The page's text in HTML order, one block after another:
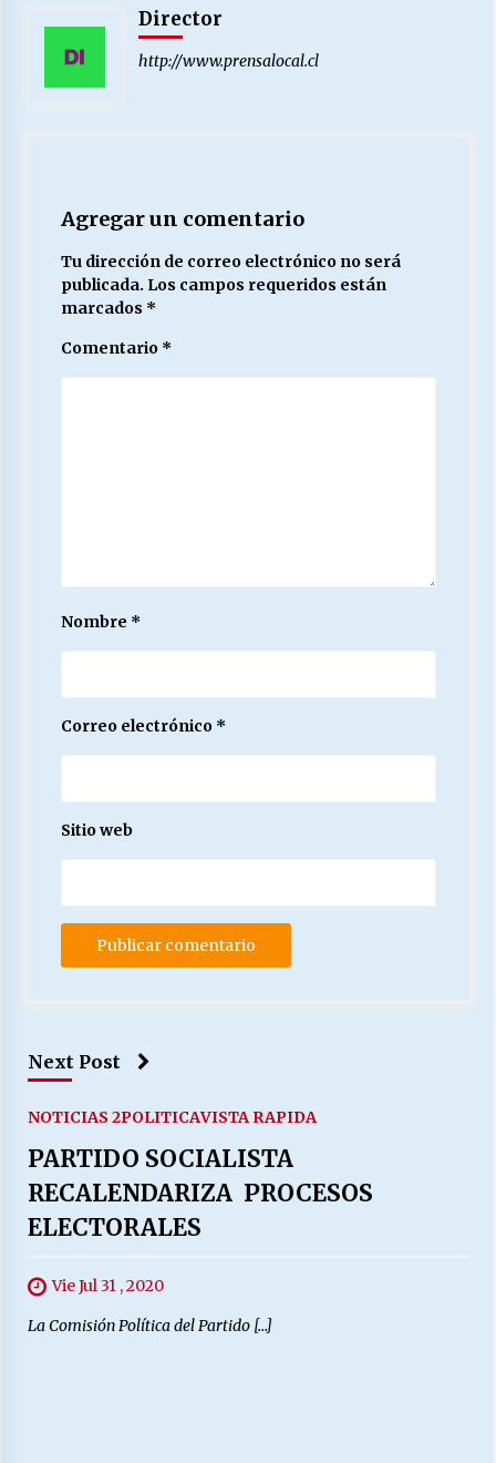
Director
http://www.prensalocal.cl
Agregar un comentario
Tu dirección de correo electrónico no será
publicada. Los campos requeridos están
marcados *
Comentario *
Nombre *
Correo electrónico *
Sitio web
Next Post
NOTICIAS 2POLITICAVISTA RAPIDA
PARTIDO SOCIALISTA
RECALENDARIZA PROCESOS
ELECTORALES
Vie Jul 31 , 2020
La Comisión Política del Partido […]